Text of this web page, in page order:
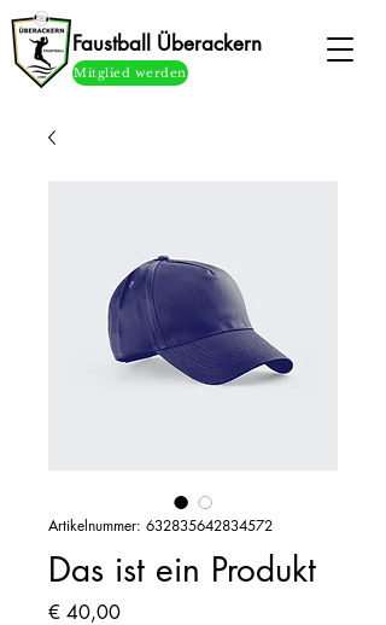
Faustball Überackern
Mitglied werden
Artikelnummer: 632835642834572
Das ist ein Produkt
€ 40,00Preis